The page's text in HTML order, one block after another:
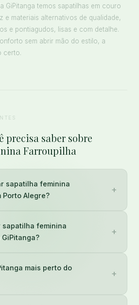
GiPitanga temos sapatilhas em couro
e materiais alternativos de qualidade,
e pontiagudos, lisas e com detalhe.
sem abrir mão do estilo, a
certo.
precisa saber sobre
Farroupilha
sapatilha feminina
Porto Alegre?
+
sapatilha feminina
+
mais perto do
+